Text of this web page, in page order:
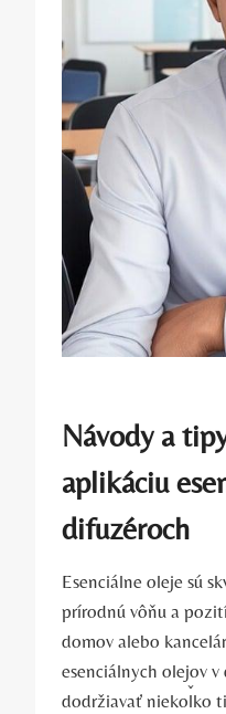
Návody a
aplikáciu
difuzéroch
Esenciálne oleje sú
prírodnú vôňu a
domov alebo
esenciálnych olejov
dodržiavať niekoľko